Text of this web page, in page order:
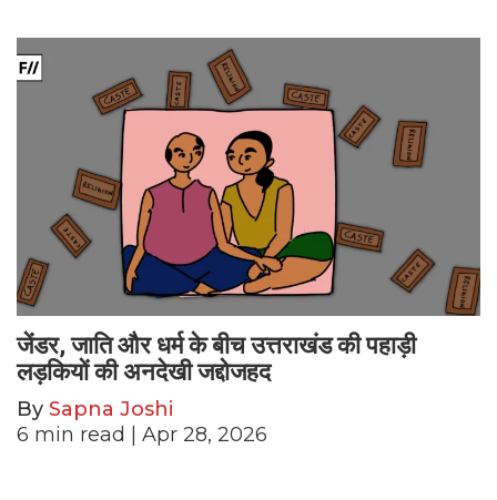
जेंडर, जाति और धर्म के बीच उत्तराखंड की पहाड़ी
लड़कियों की अनदेखी जद्दोजहद
By Sapna Joshi
6 min read | Apr 28, 2026